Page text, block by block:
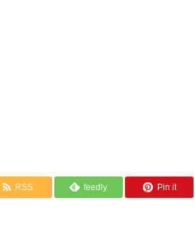
RSS feedly Pin it